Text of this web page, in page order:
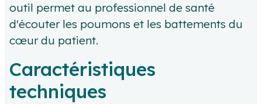
outil permet au professionnel de santé
d'écouter les poumons et les battements du
cœur du patient.
Caractéristiques
techniques